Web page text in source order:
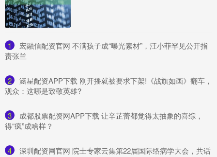
1
​宏融信配资官网 不满孩子成“曝光素材”，汪小菲罕见公开指
责张兰
2
​涵星配资APP下载 刚开播就被要求下架!《战旗如画》翻车，
观众：这哪是致敬英雄?
3
​成都股票配资网APP下载 让辛芷蕾都觉得太抽象的喜综，
得“疯”成啥样？
4
​深圳配资网官网 院士专家云集第22届国际络病学大会，共话